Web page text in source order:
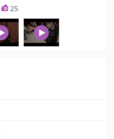
25